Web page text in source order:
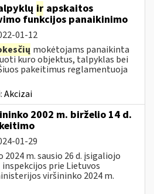
ir apskaitos
funkcijos panaikinimo
01-12
mokėtojams panaikinta
kuro objektus, talpyklas bei
pakeitimus reglamentuoja
Akcizai
2002 m. birželio 14 d.
01-29
m. sausio 26 d. įsigaliojo
inspekcijos prie Lietuvos
viršininko 2024 m.